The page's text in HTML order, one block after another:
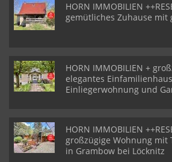
HORN IMMOBILIEN
gemütliches Zuhause mit
HORN IMMOBILIEN +
elegantes
Einliegerwohnung und
HORN IMMOBILIEN
großzügige Wohnung mit
in Grambow bei Löcknitz